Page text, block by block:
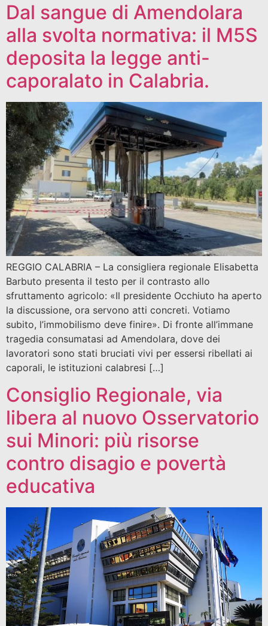
Dal sangue di Amendolara
alla svolta normativa: il M5S
deposita la legge anti-
caporalato in Calabria.
REGGIO CALABRIA – La consigliera regionale Elisabetta
Barbuto presenta il testo per il contrasto allo
sfruttamento agricolo: «Il presidente Occhiuto ha aperto
la discussione, ora servono atti concreti. Votiamo
subito, l’immobilismo deve finire». Di fronte all’immane
tragedia consumatasi ad Amendolara, dove dei
lavoratori sono stati bruciati vivi per essersi ribellati ai
caporali, le istituzioni calabresi […]
Consiglio Regionale, via
libera al nuovo Osservatorio
sui Minori: più risorse
contro disagio e povertà
educativa